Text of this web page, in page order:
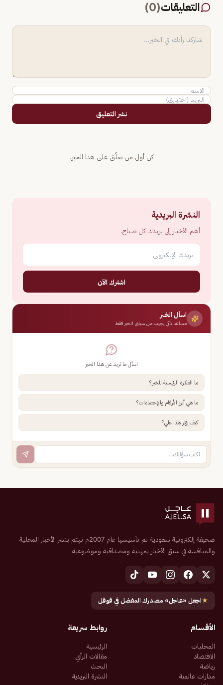
التعليقات(
0
)
نشر التعليق
كن أول من يعلّق على هذا الخبر.
النشرة البريدية
أهم الأخبار إلى بريدك كل صباح.
اشترك الآن
اسأل الخبر
مساعد ذكي يجيب من سياق الخبر فقط
اسأل ما تريد عن هذا الخبر
ما الفكرة الرئيسية للخبر؟
ما هي أبرز الأرقام والإحصاءات؟
كيف يؤثر هذا علي؟
صحيفة إلكترونية سعودية تم تأسيسها عام 2007م تهتم بنشر الأخبار المحلية
والمنافسة في سبق الأخبار بمهنية ومصداقية وموضوعية
★اجعل «عاجل» مصدرك المفضل في قوقل
الأقسام
المحليات
الاقتصاد
رياضة
مدارات عالمية
روابط سريعة
الرئيسية
مقالات الرأي
البحث
النشرة البريدية